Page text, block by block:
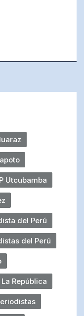
Utcubamba
del Perú
del Perú
República